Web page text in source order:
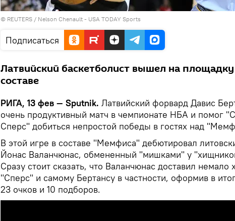
© REUTERS / Nelson Chenault - USA TODAY Sports
Подписаться
Латвийский баскетболист вышел на
составе
РИГА, 13 фев — Sputnik. Латвийский форвард Давис
очень продуктивный матч в чемпионате НБА и помог
Сперс" добиться непростой победы в гостях над
В этой игре в составе "Мемфиса" дебютировал
Йонас Валанчюнас, обмененный "мишками" у
Сразу стоит сказать, что Валанчюнас доставил немало
"Сперс" и самому Бертансу в частности, оформив в
23 очков и 10 подборов.